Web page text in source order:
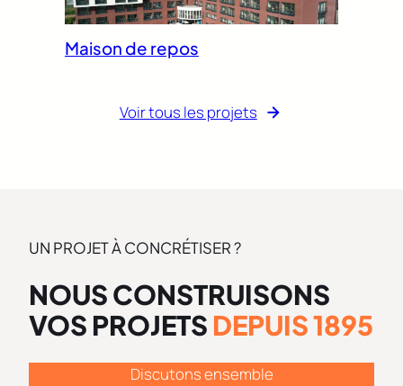
Maison de repos
Voir tous les projets
UN PROJET À CONCRÉTISER ?
NOUS CONSTRUISONS
VOS PROJETS DEPUIS 1895
Discutons ensemble